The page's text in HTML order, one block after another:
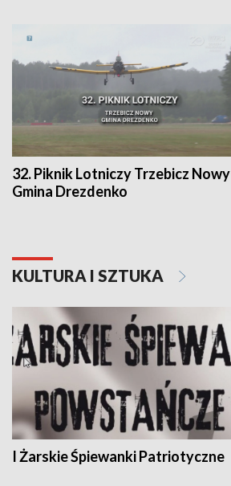
32. Piknik Lotniczy Trzebicz Nowy
Gmina Drezdenko
KULTURA I SZTUKA
I Żarskie Śpiewanki Patriotyczne